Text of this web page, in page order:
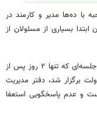
با ده‌ها مدیر و کارمند در
بسیاری از مسئولان از
بر اساس ایمیلی که به دست این رسانه رسیده، در جلسه‌ای که تنها ۲ روز پس از
برگزار شد، دفتر مدیریت
و عدم پاسخگویی استعفا